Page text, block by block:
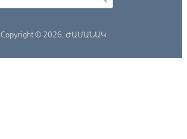
Copyright © 2026, ԺԱՄԱՆԱԿ